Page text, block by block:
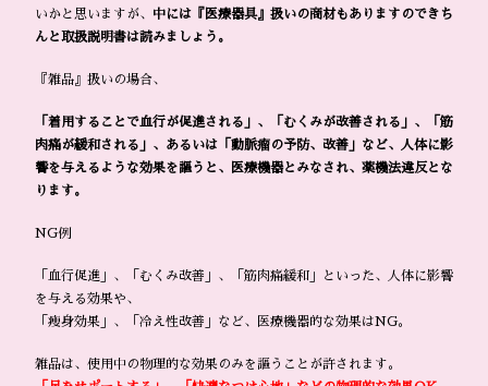
いかと思いますが、
中には『医療器具』扱いの商材もありますのできち
んと取扱説明書は読みましょう。
『雑品』扱いの場合、
「着用することで血行が促進される」、「むくみが改善される」、「筋
肉痛が緩和される」、あるいは「動脈瘤の予防、改善」など、人体に影
響を与えるような効果を謳うと、医療機器とみなされ、薬機法違反とな
ります。
NG例
「血行促進」、「むくみ改善」、「筋肉痛緩和」といった、人体に影響
を与える効果や、
「痩身効果」、「冷え性改善」など、医療機器的な効果はNG。
雑品は、使用中の物理的な効果のみを謳うことが許されます。